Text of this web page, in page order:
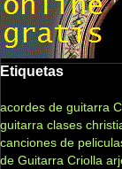
Etiquetas
acordes de guitarra
guitarra clases
canciones de
de Guitarra Criolla